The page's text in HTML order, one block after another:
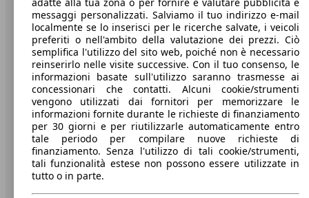
A proposito di AutoScout24
Stampa
Media
Condizioni generali
Informazioni
Privacy
Dichiarazione di Accessibilità
messaggi personalizzati. Salviamo il tuo indirizzo e-mail
localmente se lo inserisci per le ricerche salvate, i veicoli
preferiti o nell'ambito della valutazione dei prezzi. Ciò
semplifica l'utilizzo del sito web, poiché non è necessario
reinserirlo nelle visite successive. Con il tuo consenso, le
informazioni basate sull'utilizzo saranno trasmesse ai
concessionari che contatti. Alcuni cookie/strumenti
vengono utilizzati dai fornitori per memorizzare le
informazioni fornite durante le richieste di finanziamento
per 30 giorni e per riutilizzarle automaticamente entro
tale periodo per compilare nuove richieste di
finanziamento. Senza l'utilizzo di tali cookie/strumenti,
tali funzionalità estese non possono essere utilizzate in
tutto o in parte.